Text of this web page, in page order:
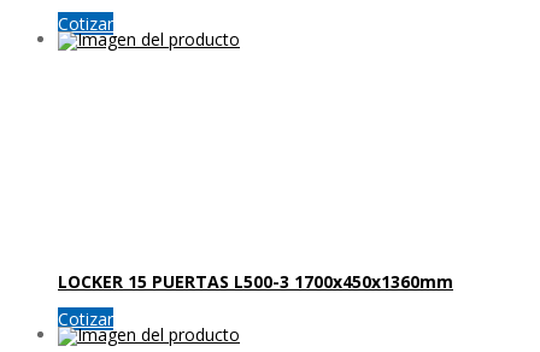
Cotizar
LOCKER 15 PUERTAS L500-3 1700x450x1360mm
Cotizar